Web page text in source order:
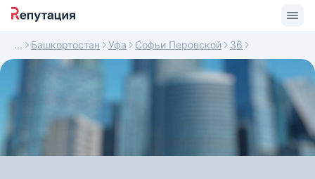
Башкортостан Уфа Софьи Перовской 36